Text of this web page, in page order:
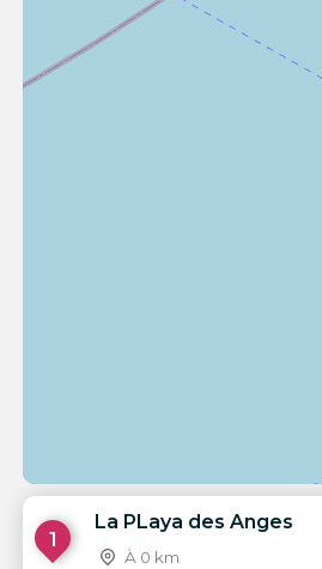
1
La PLaya des Anges
À 0 km